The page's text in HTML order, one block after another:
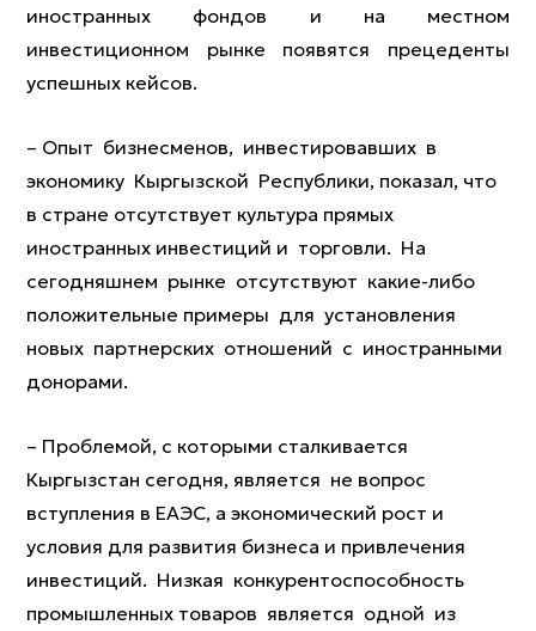
иностранных фондов и на местном
инвестиционном рынке появятся прецеденты
успешных кейсов.
– Опыт бизнесменов, инвестировавших в
экономику Кыргызской Республики, показал, что
в стране отсутствует культура прямых
иностранных инвестиций и торговли. На
сегодняшнем рынке отсутствуют какие-либо
положительные примеры для установления
новых партнерских отношений с иностранными
донорами.
– Проблемой, с которыми сталкивается
Кыргызстан сегодня, является не вопрос
вступления в ЕАЭС, а экономический рост и
условия для развития бизнеса и привлечения
инвестиций. Низкая конкурентоспособность
промышленных товаров является одной из